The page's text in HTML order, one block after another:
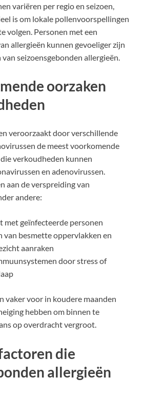
variëren per regio en seizoen,
is om lokale pollenvoorspellingen
volgen. Personen met een
allergieën kunnen gevoeliger zijn
seizoensgebonden allergieën.
oorzaken
veroorzaakt door verschillende
de meest voorkomende
verkoudheden kunnen
en adenovirussen.
aan de verspreiding van
andere:
met geïnfecteerde personen
van besmette oppervlakken en
aanraken
door stress of
vaker voor in koudere maanden
hebben om binnen te
op overdracht vergroot.
die
allergieën